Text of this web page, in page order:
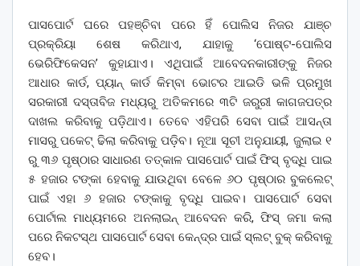
ପାସପୋର୍ଟ ଘରେ ପହଞ୍ଚିବା ପରେ ହିଁ ପୋଲିସ ନିଜର ଯାଞ୍ଚ
ପ୍ରକ୍ରିୟା ଶେଷ କରିଥାଏ, ଯାହାକୁ ‘ପୋଷ୍ଟ-ପୋଲିସ
ଭେରିଫିକେସନ’ କୁହାଯାଏ। ଏଥିପାଇଁ ଆବେଦନକାରୀଙ୍କୁ ନିଜର
ଆଧାର କାର୍ଡ, ପ୍ୟାନ୍ କାର୍ଡ କିମ୍ବା ଭୋଟର ଆଇଡି ଭଳି ପ୍ରମୁଖ
ସରକାରୀ ଦସ୍ତାବିଜ ମଧ୍ୟରୁ ଅତିକମରେ ୩ଟି ଜରୁରୀ କାଗଜପତ୍ର
ଦାଖଲ କରିବାକୁ ପଡ଼ିଥାଏ। ତେବେ ଏହିପରି ସେବା ପାଇଁ ଆସନ୍ତା
ମାସରୁ ପକେଟ୍‌ ଢିଲା କରିବାକୁ ପଡ଼ିବ। ନୂଆ ସୂଚୀ ଅନୁଯାୟୀ, ଜୁଲାଇ ୧
ରୁ ୩୬ ପୃଷ୍ଠାର ସାଧାରଣ ତତ୍କାଳ ପାସପୋର୍ଟ ପାଇଁ ଫିସ୍‌ ବୃଦ୍ଧି ପାଇ
୫ ହଜାର ଟଙ୍କା ହେବାକୁ ଯାଉଥିବା ବେଳେ ୬୦ ପୃଷ୍ଠାର ବୁକଲେଟ୍‌
ପାଇଁ ଏହା ୬ ହଜାର ଟଙ୍କାକୁ ବୃଦ୍ଧି ପାଇବ। ପାସପୋର୍ଟ ସେବା
ପୋର୍ଟାଲ ମାଧ୍ୟମରେ ଅନଲାଇନ୍ ଆବେଦନ କରି, ଫିସ୍ ଜମା କଲା
ପରେ ନିକଟସ୍ଥ ପାସପୋର୍ଟ ସେବା କେନ୍ଦ୍ର ପାଇଁ ସ୍ଲଟ୍ ବୁକ୍ କରିବାକୁ
ହେବ।